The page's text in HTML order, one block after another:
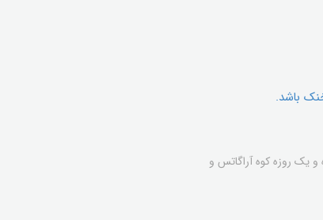
باشد.
و یک روزه کوه آراگاتس و